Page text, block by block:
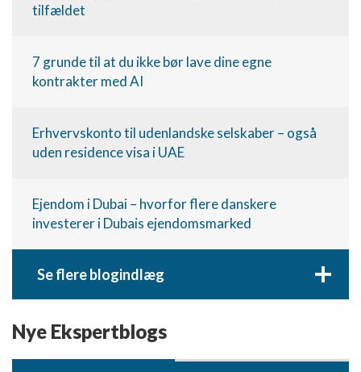
tilfældet
7 grunde til at du ikke bør lave dine egne
kontrakter med AI
Erhvervskonto til udenlandske selskaber – også
uden residence visa i UAE
Ejendom i Dubai – hvorfor flere danskere
investerer i Dubais ejendomsmarked
Se flere blogindlæg +
Nye Ekspertblogs